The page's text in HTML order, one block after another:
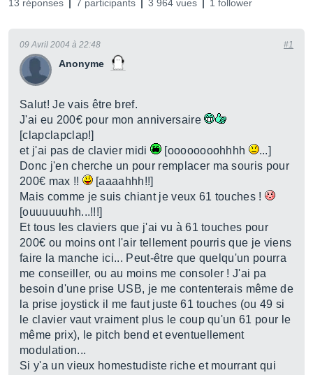
13 réponses 7 participants 3 964 vues 1 follower
Anonyme
09 Avril 2004 à 22:48 #1
Salut! Je vais être bref.
J'ai eu 200€ pour mon anniversaire
[clapclapclap!]
et j'ai pas de clavier midi
[oooooooohhhh
...]
Donc j'en cherche un pour remplacer ma souris pour
200€ max !!
[aaaahhh!!]
Mais comme je suis chiant je veux 61 touches !
[ouuuuuuhh...!!!]
Et tous les claviers que j'ai vu à 61 touches pour
200€ ou moins ont l'air tellement pourris que je viens
faire la manche ici... Peut-être que quelqu'un pourra
me conseiller, ou au moins me consoler ! J'ai pa
besoin d'une prise USB, je me contenterais même de
la prise joystick il me faut juste 61 touches (ou 49 si
le clavier vaut vraiment plus le coup qu'un 61 pour le
même prix), le pitch bend et eventuellement
modulation...
Si y'a un vieux homestudiste riche et mourrant qui